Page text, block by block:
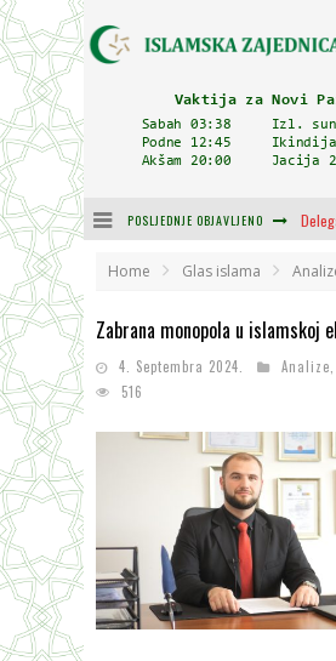
POSLJEDNJE OBJAVLJENO
Home Glas islama
Zabrana monopola u islamskoj
4. Septembra 2024. Analize
516